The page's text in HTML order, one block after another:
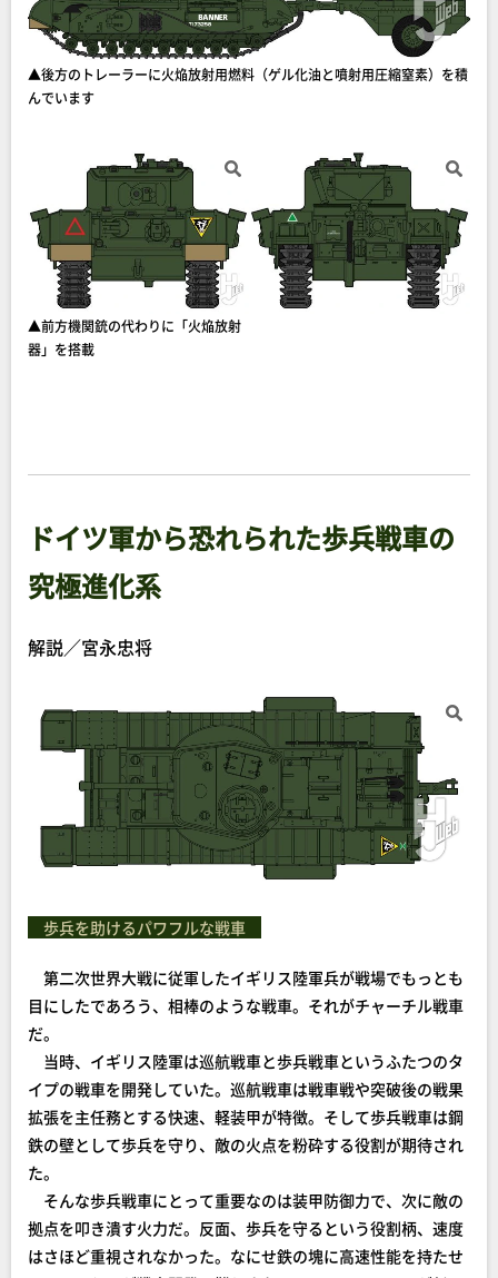
▲後方のトレーラーに火焔放射用燃料（ゲル化油と噴射用圧縮窒素）を積
んでいます
▲前方機関銃の代わりに「火焔放射
器」を搭載
ドイツ軍から恐れられた歩兵戦車の
究極進化系
解説／宮永忠将
歩兵を助けるパワフルな戦車
第二次世界大戦に従軍したイギリス陸軍兵が戦場でもっとも
目にしたであろう、相棒のような戦車。それがチャーチル戦車
だ。
当時、イギリス陸軍は巡航戦車と歩兵戦車というふたつのタ
イプの戦車を開発していた。巡航戦車は戦車戦や突破後の戦果
拡張を主任務とする快速、軽装甲が特徴。そして歩兵戦車は鋼
鉄の壁として歩兵を守り、敵の火点を粉砕する役割が期待され
た。
そんな歩兵戦車にとって重要なのは装甲防御力で、次に敵の
拠点を叩き潰す火力だ。反面、歩兵を守るという役割柄、速度
はさほど重視されなかった。なにせ鉄の塊に高速性能を持たせ